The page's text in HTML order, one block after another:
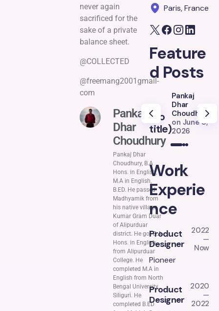
never again
sacrificed for the
sake of a private
balance sheet.
@COLLECTED
@freemang2001gmail-
com
Pankaj
Dhar
Choudhury
Pankaj Dhar
Choudhury, B.A
Hons. in English,
M.A in English,
B.ED. He passed
Madhyamik from
his native village
Kumar Gram Duar
of Alipurduar
district. He got B.A
Hons. in English
from Alipurduar
College. He
completed M.A in
English from North
Bengal University,
Siliguri. He
completed B.ED
Paris, France
Feature
d Posts
(no
title)
Pankaj
Dhar
Choudhury
on June 8,
2026
Work
Experie
nce
Product
Designer
2022
—
Now
Pioneer
Product
Designer
2020
—
2022